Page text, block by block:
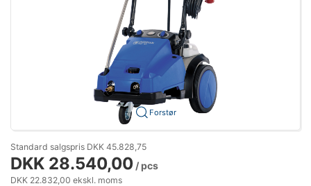
Forstør
Standard salgspris DKK 45.828,75
DKK 28.540,00 / pcs
DKK 22.832,00 ekskl. moms